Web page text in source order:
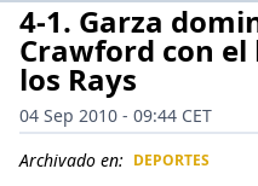
4-1. Garza
Crawford con
los Rays
04 Sep 2010 - 09:44 CET
Archivado en: DEPORTES